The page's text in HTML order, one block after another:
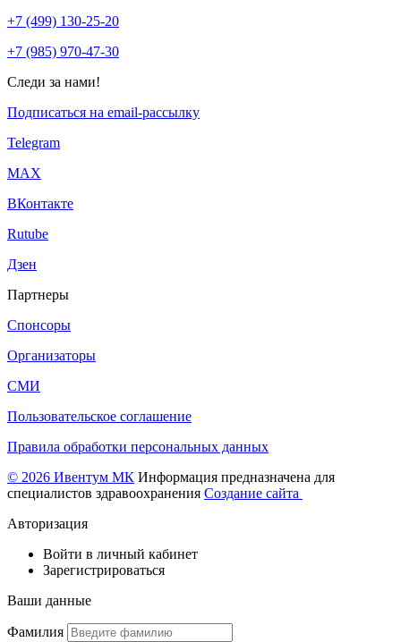
+7 (499) 130-25-20
+7 (985) 970-47-30
Следи за нами!
Подписаться на email-рассылку
Telegram
МАХ
ВКонтакте
Rutube
Дзен
Партнеры
Спонсоры
Организаторы
СМИ
Пользовательское соглашение
Правила обработки персональных данных
© 2026 Ивентум МК Информация предназначена для
специалистов здравоохранения Создание сайта
Авторизация
Войти в личный кабинет
Зарегистрироваться
Ваши данные
Фамилия